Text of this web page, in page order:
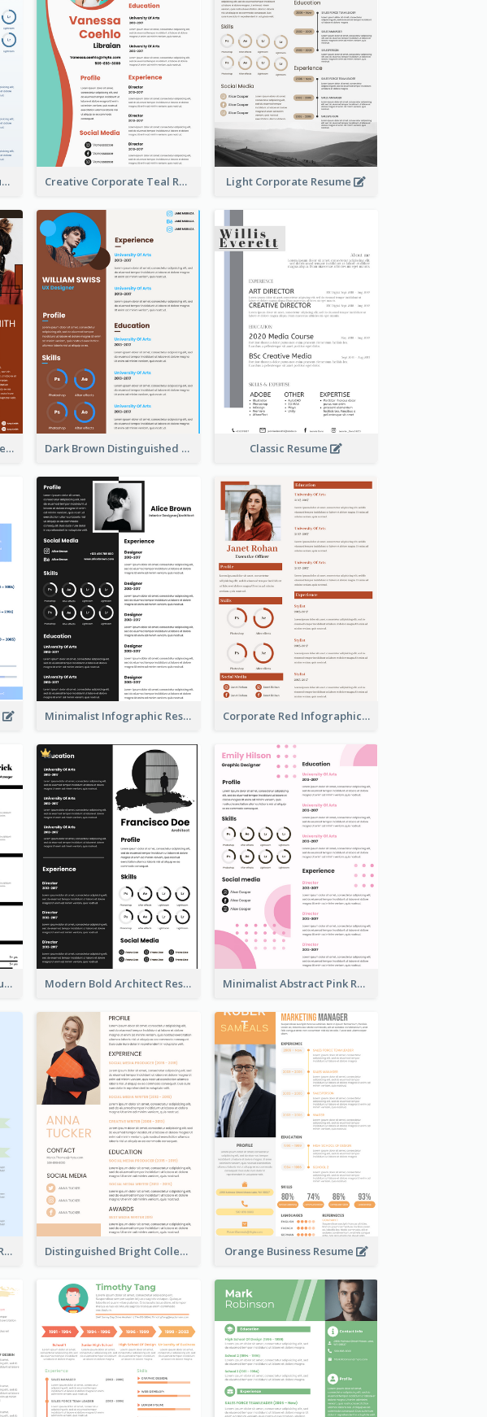
Creative Blue Simple Resume Creative Corporate Teal Resume Light Corporate Resume
Professional Red Rouge Resume Dark Brown Distinguished Modern Resume Classic Resume
Minimalist Infographic Resume Corporate Red Infographic Resume
Gray Creative Simple Resume Modern Bold Architect Resume Minimalist Abstract Pink Resume
Light Blue Photographer Resume Distinguished Bright College Student Resume Orange Business Resume